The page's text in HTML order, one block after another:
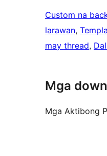
Custom na
larawan,
may thread,
Mga
Mga Aktibong